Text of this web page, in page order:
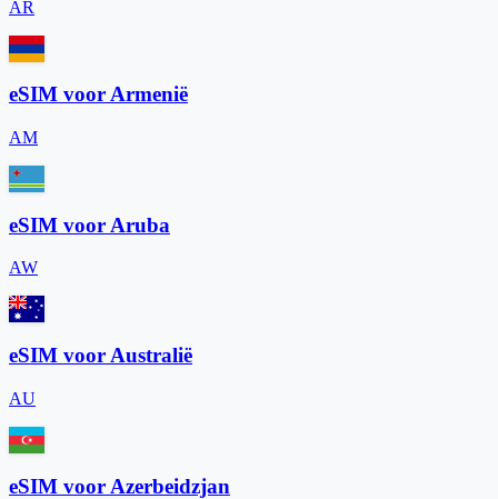
AR
eSIM voor Armenië
AM
eSIM voor Aruba
AW
eSIM voor Australië
AU
eSIM voor Azerbeidzjan